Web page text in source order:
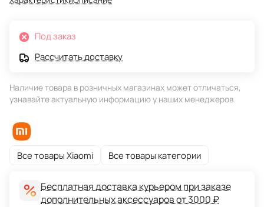
Под заказ
Рассчитать доставку
Наличие товара в розничных магазинах может отличаться,
узнавайте актуальную информацию у наших менеджеров.
Все товары Xiaomi Все товары категории
Бесплатная доставка курьером при заказе
дополнительных аксессуаров от 3000 ₽